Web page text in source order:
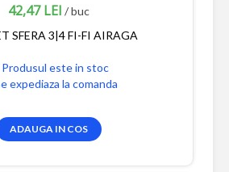
42,47 LEI / buc
SFERA 3|4 FI-FI AIRAGA
Produsul este in stoc
expediaza la comanda
ADAUGA IN COS